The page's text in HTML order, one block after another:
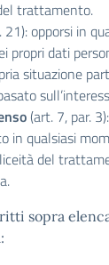
trattamento.
21): opporsi in
propri dati
situazione
(art. 7, par.
in qualsiasi
del
sopra